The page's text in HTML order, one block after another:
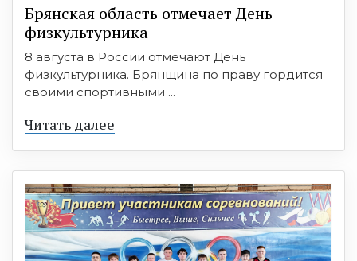
Брянская область отмечает День
физкультурника
8 августа в России отмечают День
физкультурника. Брянщина по праву гордится
своими спортивными ...
Читать далее